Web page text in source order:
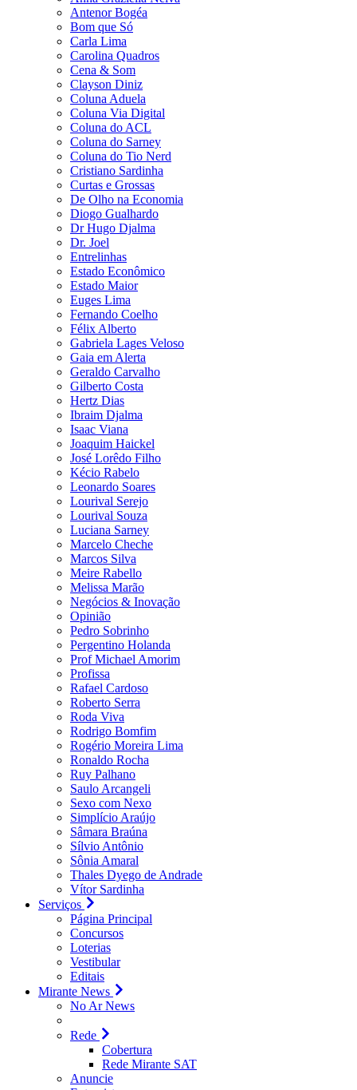
Antenor Bogéa
Bom que Só
Carla Lima
Carolina Quadros
Cena & Som
Clayson Diniz
Coluna Aduela
Coluna Via Digital
Coluna do ACL
Coluna do Sarney
Coluna do Tio Nerd
Cristiano Sardinha
Curtas e Grossas
De Olho na Economia
Diogo Gualhardo
Dr Hugo Djalma
Dr. Joel
Entrelinhas
Estado Econômico
Estado Maior
Euges Lima
Fernando Coelho
Félix Alberto
Gabriela Lages Veloso
Gaia em Alerta
Geraldo Carvalho
Gilberto Costa
Hertz Dias
Ibraim Djalma
Isaac Viana
Joaquim Haickel
José Lorêdo Filho
Kécio Rabelo
Leonardo Soares
Lourival Serejo
Lourival Souza
Luciana Sarney
Marcelo Cheche
Marcos Silva
Meire Rabello
Melissa Marão
Negócios & Inovação
Opinião
Pedro Sobrinho
Pergentino Holanda
Prof Michael Amorim
Profissa
Rafael Cardoso
Roberto Serra
Roda Viva
Rodrigo Bomfim
Rogério Moreira Lima
Ronaldo Rocha
Ruy Palhano
Saulo Arcangeli
Sexo com Nexo
Simplício Araújo
Sâmara Braúna
Sílvio Antônio
Sônia Amaral
Thales Dyego de Andrade
Vítor Sardinha
Serviços
Página Principal
Concursos
Loterias
Vestibular
Editais
Mirante News
No Ar News
Rede
Cobertura
Rede Mirante SAT
Anuncie